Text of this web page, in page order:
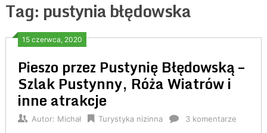
Tag: pustynia błędowska
15 czerwca, 2020
Pieszo przez Pustynię Błędowską –
Szlak Pustynny, Róża Wiatrów i
inne atrakcje
Autor: Michał Turystyka nizinna 3 komentarze